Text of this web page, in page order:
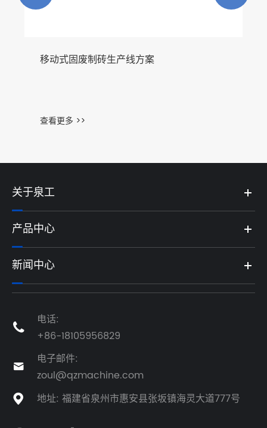
移动式固废制砖生产线方案
查看更多 >>
关于泉工
产品中心
新闻中心

电话:
+86-18105956829

电子邮件:
zoul@qzmachine.com
 地址: 福建省泉州市惠安县张坂镇海灵大道777号